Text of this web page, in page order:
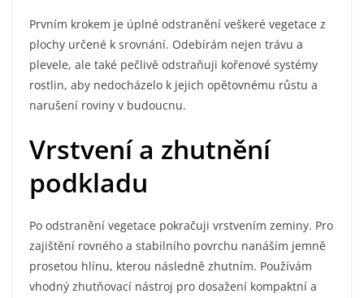
Prvním krokem je úplné odstranění veškeré vegetace z
plochy určené k srovnání. Odebírám nejen trávu a
plevele, ale také pečlivě odstraňuji kořenové systémy
rostlin, aby nedocházelo k jejich opětovnému růstu a
narušení roviny v budoucnu.
Vrstvení a zhutnění
podkladu
Po odstranění vegetace pokračuji vrstvením zeminy. Pro
zajištění rovného a stabilního povrchu nanáším jemně
prosetou hlínu, kterou následně zhutním. Používám
vhodný zhutňovací nástroj pro dosažení kompaktní a